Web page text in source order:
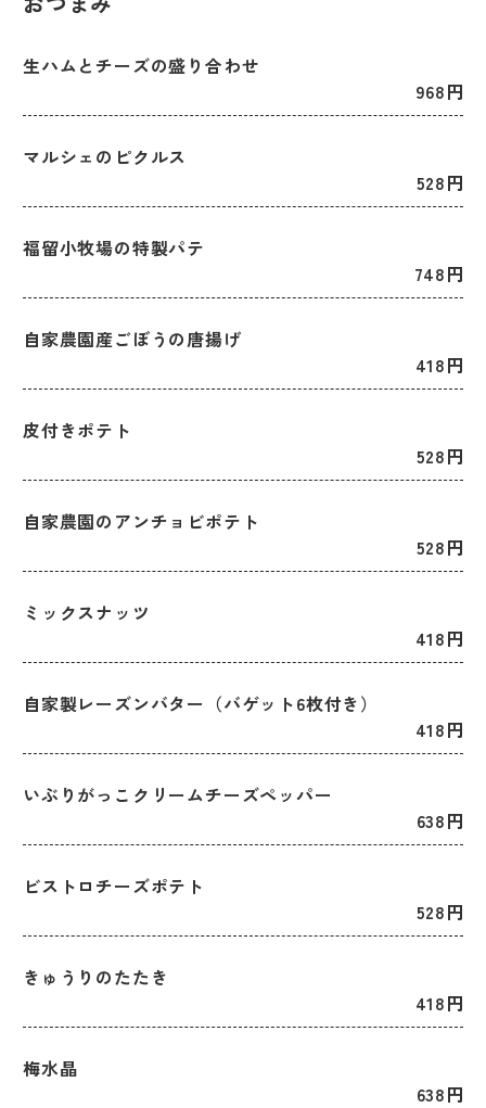
生ハムとチーズの盛り合わせ
968円
マルシェのピクルス
528円
福留小牧場の特製パテ
748円
自家農園産ごぼうの唐揚げ
418円
皮付きポテト
528円
自家農園のアンチョビポテト
528円
ミックスナッツ
418円
自家製レーズンバター（バゲット6枚付き）
418円
いぶりがっこクリームチーズペッパー
638円
ビストロチーズポテト
528円
きゅうりのたたき
418円
梅水晶
638円